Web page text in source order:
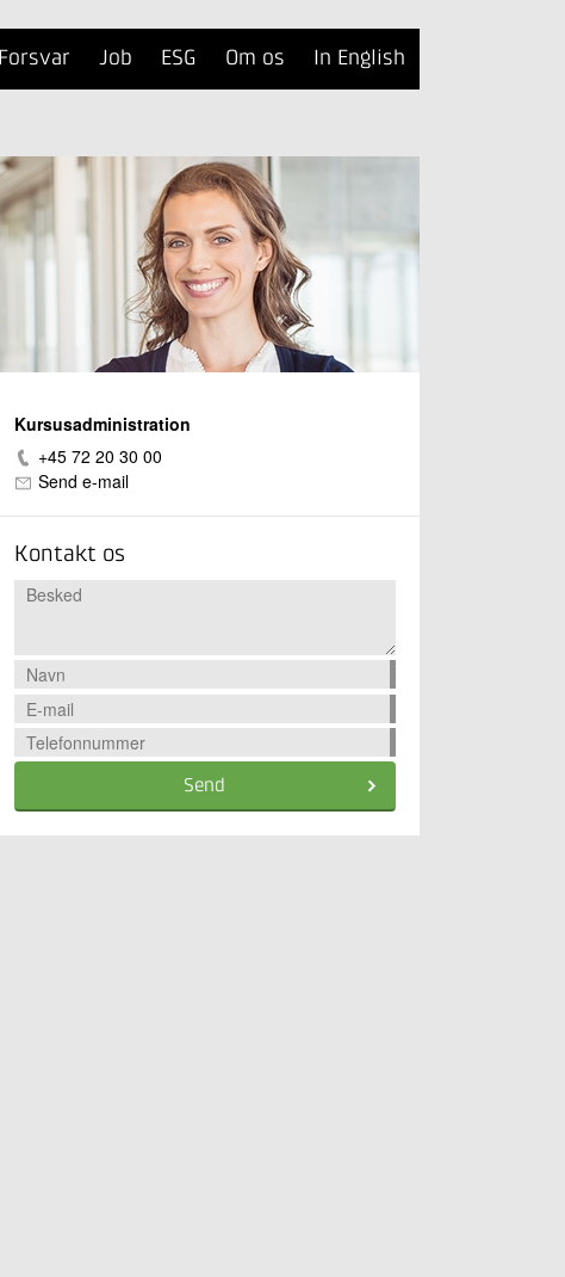
Forsvar Job ESG Om os In English
Kursusadministration
+45 72 20 30 00
Send e-mail
Kontakt os
Send